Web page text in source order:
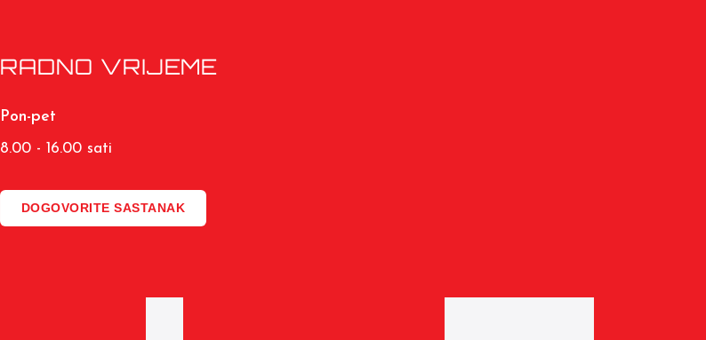
RADNO VRIJEME
Pon-pet
8.00 - 16.00 sati
DOGOVORITE SASTANAK